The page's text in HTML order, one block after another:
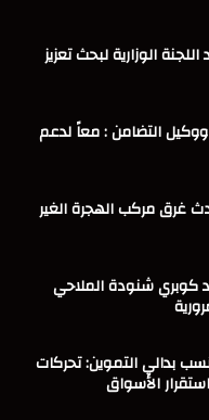
الوزارية لبحث تعزيز
ووكيل التضامن : معاً لدعم
غرق مركب الهجرة الغير
كوبري شنودة الملاحي
بدالي التموين: تحركات
الأسواق